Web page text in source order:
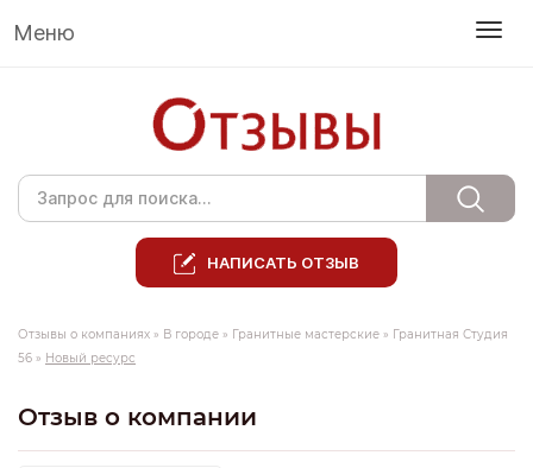
Меню
НАПИСАТЬ ОТЗЫВ
Отзывы о компаниях » В городе » Гранитные мастерские » Гранитная Студия
56 » Новый ресурс
Отзыв о компании